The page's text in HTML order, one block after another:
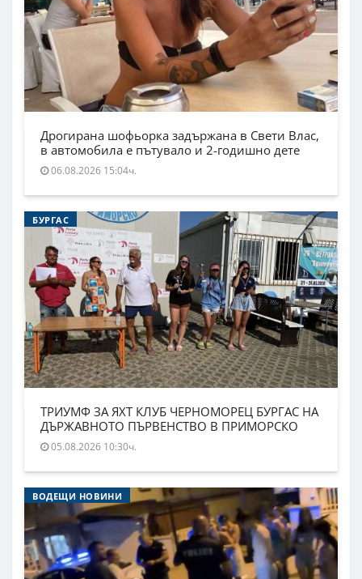
Дрогирана шофьорка задържана в Свети Влас,
в автомобила е пътувало и 2-годишно дете
06.08.2026 15:04ч.
БУРГАС
ТРИУМФ ЗА ЯХТ КЛУБ ЧЕРНОМОРЕЦ БУРГАС НА
ДЪРЖАВНОТО ПЪРВЕНСТВО В ПРИМОРСКО
05.08.2026 10:30ч.
ВОДЕЩИ НОВИНИ